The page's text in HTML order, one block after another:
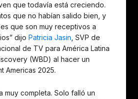
que todavía está creciendo.
que no habían salido bien, y
que son muy receptivos a
dijo Patricia Jasin , SVP de
de TV para América Latina
(WBD) al hacer un
Americas 2025.
muy completa. Solo falló un